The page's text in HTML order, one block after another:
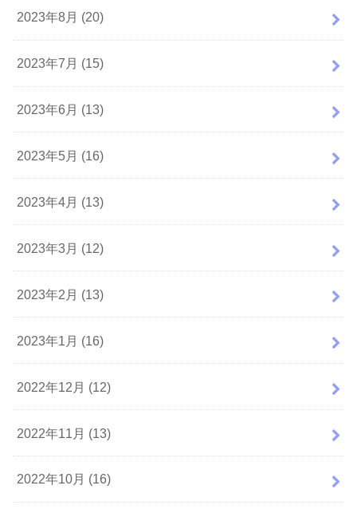
2023年8月 (20)
2023年7月 (15)
2023年6月 (13)
2023年5月 (16)
2023年4月 (13)
2023年3月 (12)
2023年2月 (13)
2023年1月 (16)
2022年12月 (12)
2022年11月 (13)
2022年10月 (16)